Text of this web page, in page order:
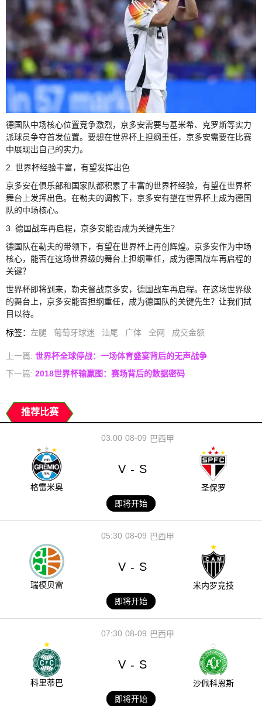
德国队中场核心位置竞争激烈，京多安需要与基米希、克罗斯等实力
派球员争夺首发位置。要想在世界杯上担纲重任，京多安需要在比赛
中展现出自己的实力。
2. 世界杯经验丰富，有望发挥出色
京多安在俱乐部和国家队都积累了丰富的世界杯经验，有望在世界杯
舞台上发挥出色。在勒夫的调教下，京多安有望在世界杯上成为德国
队的中场核心。
3. 德国战车再启程，京多安能否成为关键先生？
德国队在勒夫的带领下，有望在世界杯上再创辉煌。京多安作为中场
核心，能否在这场世界级的舞台上担纲重任，成为德国战车再启程的
关键？
世界杯即将到来，勒夫督战京多安，德国战车再启程。在这场世界级
的舞台上，京多安能否担纲重任，成为德国队的关键先生？让我们拭
目以待。
标签： 左腿 葡萄牙球迷 汕尾 广体 全网 成交金额
上一篇: 世界杯全球停战：一场体育盛宴背后的无声战争
下一篇: 2018世界杯输赢图：赛场背后的数据密码
推荐比赛
08-09
03:00 巴西甲
格雷米奥
V - S
圣保罗
即将开始
08-09
05:30 巴西甲
瑞模贝雷
V - S
米内罗竞技
即将开始
08-09
07:30 巴西甲
科里蒂巴
V - S
沙佩科恩斯
即将开始